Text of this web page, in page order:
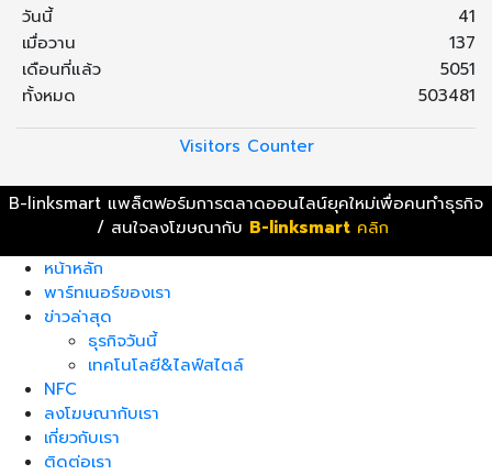
วันนี้
เมื่อวาน
เดือนที่แล้ว
ทั้งหมด
41
137
5051
503481
Visitors Counter
B-linksmart แพล็ตฟอร์มการตลาดออนไลน์ยุคใหม่เพื่อคนทำธุรกิจ
/ สนใจลงโฆษณากับ B-linksmart คลิก
หน้าหลัก
พาร์ทเนอร์ของเรา
ข่าวล่าสุด
ธุรกิจวันนี้
เทคโนโลยี&ไลฟ์สไตล์
NFC
ลงโฆษณากับเรา
เกี่ยวกับเรา
ติดต่อเรา